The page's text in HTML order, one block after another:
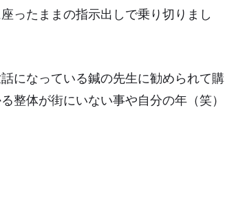
ったままの指示出しで乗り切りまし
になっている鍼の先生に勧められて購
整体が街にいない事や自分の年（笑）